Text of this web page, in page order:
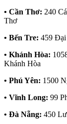
• Cần Thơ: 240
Thơ
• Bến Tre: 459
• Khánh Hòa:
Khánh Hòa
• Phú Yên: 1500
• Vĩnh Long: 99
• Đà Nẵng: 450